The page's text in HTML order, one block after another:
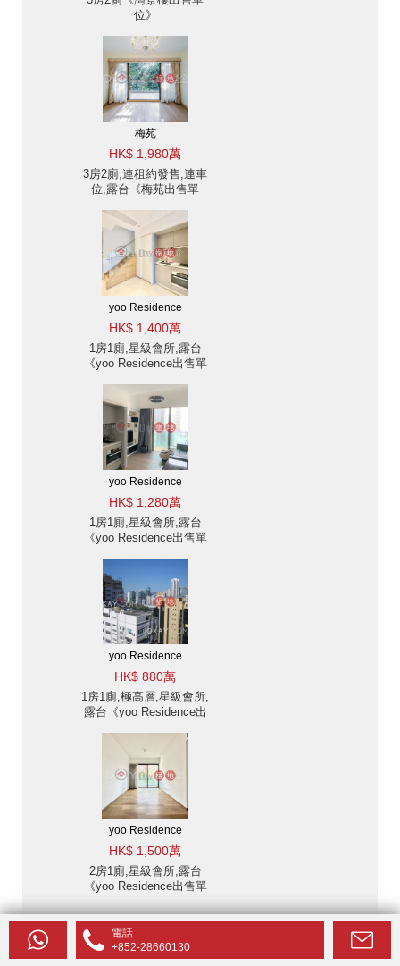
位》
梅苑
HK$ 1,980萬
3房2廁,連租約發售,連車
位,露台《梅苑出售單
yoo Residence
HK$ 1,400萬
1房1廁,星級會所,露台
《yoo Residence出售單
yoo Residence
HK$ 1,280萬
1房1廁,星級會所,露台
《yoo Residence出售單
yoo Residence
HK$ 880萬
1房1廁,極高層,星級會所,
露台《yoo Residence出
yoo Residence
HK$ 1,500萬
2房1廁,星級會所,露台
《yoo Residence出售單
電話
+852-28660130